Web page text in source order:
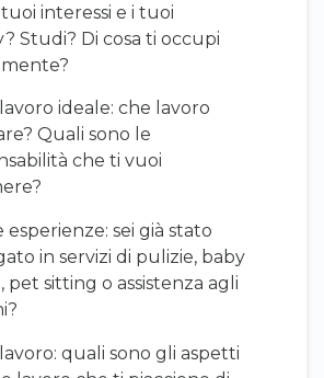
interessi e i tuoi
Studi? Di cosa ti occupi
ideale: che lavoro
Quali sono le
che ti vuoi
esperienze: sei già stato
in servizi di pulizie, baby
pet sitting o assistenza agli
quali sono gli aspetti